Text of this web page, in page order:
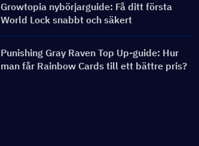
Growtopia nybörjarguide: Få ditt första
World Lock snabbt och säkert
Punishing Gray Raven Top Up-guide: Hur
man får Rainbow Cards till ett bättre pris?